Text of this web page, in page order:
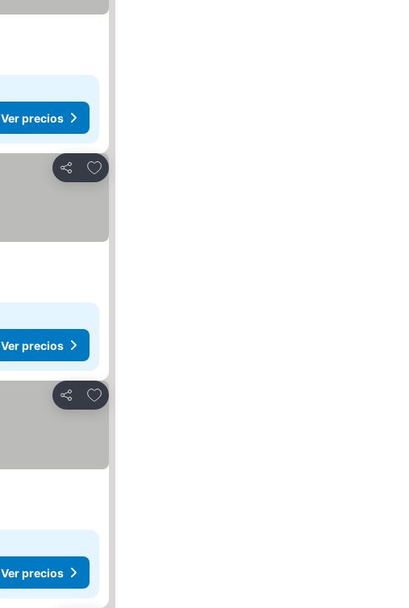
Ver precios
Compartir
Agregar a favoritos
Ver precios
Compartir
Agregar a favoritos
Ver precios